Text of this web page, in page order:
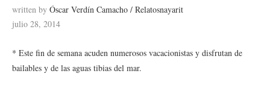
written by Óscar Verdín Camacho / Relatosnayarit
julio 28, 2014
* Este fin de semana acuden numerosos vacacionistas y disfrutan de
bailables y de las aguas tibias del mar.